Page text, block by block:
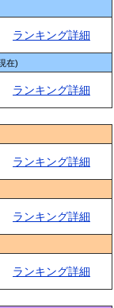
ランキング詳細
在)
ランキング詳細
ランキング詳細
ランキング詳細
ランキング詳細